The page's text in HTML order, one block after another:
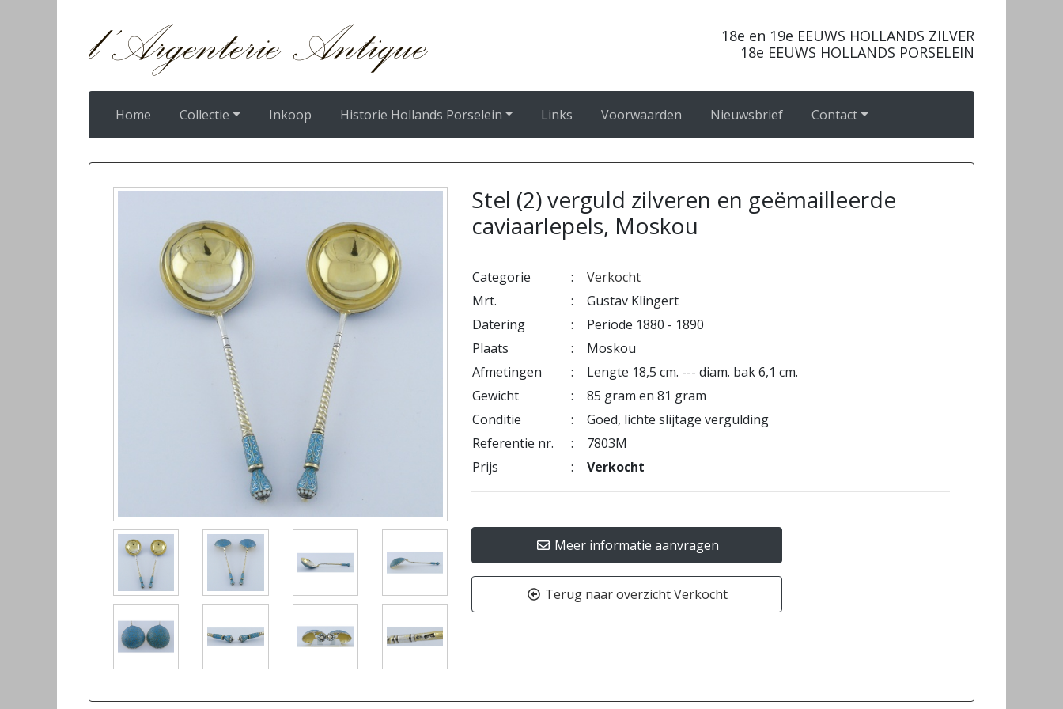
18e en 19e EEUWS HOLLANDS ZILVER
18e EEUWS HOLLANDS PORSELEIN
Home Collectie Inkoop Historie Hollands Porselein Links Voorwaarden Nieuwsbrief Contact
Stel (2) verguld zilveren en geëmailleerde
caviaarlepels, Moskou
Categorie :
Verkocht
Mrt.
:
Gustav Klingert
Datering
:
Periode 1880 - 1890
Plaats
:
Moskou
Afmetingen
:
Lengte 18,5 cm. --- diam. bak 6,1 cm.
Gewicht
:
85 gram en 81 gram
Conditie
:
Goed, lichte slijtage vergulding
Referentie nr.
:
7803M
Prijs
: Verkocht
Meer informatie aanvragen
Terug naar overzicht Verkocht